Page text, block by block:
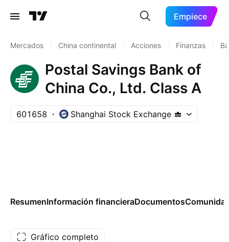
Empiece
Mercados China continental Acciones Finanzas
Postal Savings Bank of
China Co., Ltd. Class A
601658 Shanghai Stock Exchange
ResumenInformación financieraDocumentos
Gráfico completo